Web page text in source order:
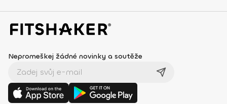
Nepromeškej žádné novinky a soutěže